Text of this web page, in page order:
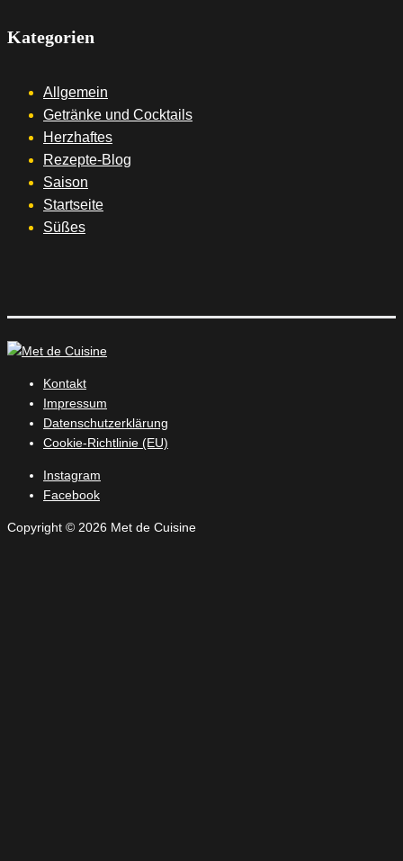
Kategorien
Allgemein
Getränke und Cocktails
Herzhaftes
Rezepte-Blog
Saison
Startseite
Süßes
Kontakt
Impressum
Datenschutzerklärung
Cookie-Richtlinie (EU)
Instagram
Facebook
Copyright © 2026 Met de Cuisine